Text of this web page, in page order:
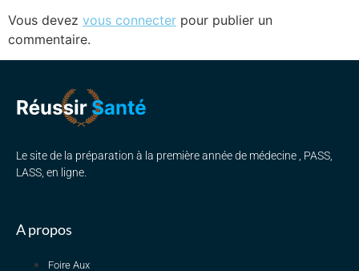
Vous devez vous connecter pour publier un
commentaire.
Le site de la préparation à la première année de médecine , PASS,
LASS, en ligne.
A propos
Foire Aux